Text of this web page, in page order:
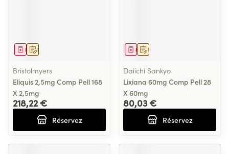
Sur prescription
Médicament
Bristolmyers
Eliquis 2,5mg Comp Pell 168
X 2,5mg
218,22 €
Réservez
Sur prescription
Médicament
Daiichi Sankyo
Lixiana 60mg Comp Pell 28
X 60mg
80,03 €
Réservez